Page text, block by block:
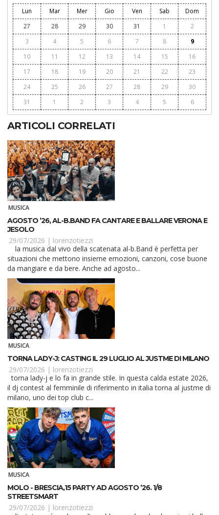
Lun Mar Mer Gio Ven Sab
Dom
27
28 29 30 31 1
2
3
4 5 6 7 8
9
10
11 12 13 14 15
16
17
18 19 20 21 22
23
24
25 26 27 28 29
30
31
1 2 3 4 5 6
ARTICOLI CORRELATI
MUSICA
AGOSTO ’26, AL-B.BAND FA CANTARE E BALLARE VERONA E
JESOLO
29/07/2026 | lorenzotiezzi
situazioni che mettono insieme emozioni, canzoni, cose buone
da mangiare e da bere. Anche ad agosto...
MUSICA
TORNA LADY-J: CASTING IL 29 LUGLIO AL JUSTME DI MILANO
29/07/2026 | lorenzotiezzi
torna lady-j e lo fa in grande stile. In questa calda estate 2026,
il dj contest al femminile di riferimento in italia torna al justme di
milano, uno dei top club c...
MUSICA
MOLO - BRESCIA,15 PARTY AD AGOSTO ’26. 1/8
STREETSMART
29/07/2026 | lorenzotiezzi